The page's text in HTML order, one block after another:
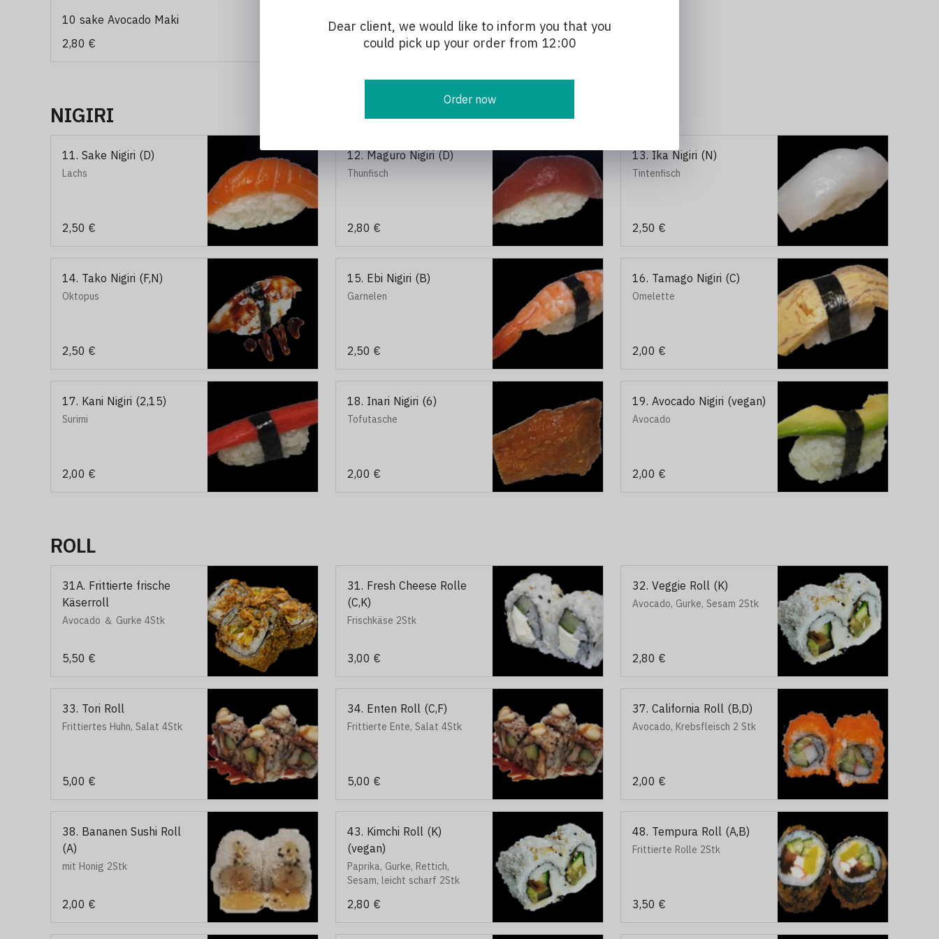
Dear client, we would like to inform you that you
could pick up your order from 12:00
Order now
10 sake Avocado Maki
2,80 €
NIGIRI
11. Sake Nigiri (D)
Lachs
2,50 €
12. Maguro Nigiri (D)
Thunfisch
2,80 €
13. Ika Nigiri (N)
Tintenfisch
2,50 €
14. Tako Nigiri (F,N)
Oktopus
2,50 €
15. Ebi Nigiri (B)
Garnelen
2,50 €
16. Tamago Nigiri (C)
Omelette
2,00 €
17. Kani Nigiri (2,15)
Surimi
2,00 €
18. Inari Nigiri (6)
Tofutasche
2,00 €
19. Avocado Nigiri (vegan)
Avocado
2,00 €
ROLL
31A. Frittierte frische
Käserroll
Avocado ＆ Gurke 4Stk
5,50 €
31. Fresh Cheese Rolle
(C,K)
Frischkäse 2Stk
3,00 €
32. Veggie Roll (K)
Avocado, Gurke, Sesam 2Stk
2,80 €
33. Tori Roll
Frittiertes Huhn, Salat 4Stk
5,00 €
34. Enten Roll (C,F)
Frittierte Ente, Salat 4Stk
5,00 €
37. California Roll (B,D)
Avocado, Krebsfleisch 2 Stk
2,00 €
38. Bananen Sushi Roll
(A)
mit Honig 2Stk
2,00 €
43. Kimchi Roll (K)
(vegan)
Paprika, Gurke, Rettich,
Sesam, leicht scharf 2Stk
2,80 €
48. Tempura Roll (A,B)
Frittierte Rolle 2Stk
3,50 €